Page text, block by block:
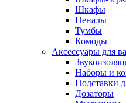
Шкафы
Пеналы
Тумбы
Комоды
Аксессуары для
Наборы и
Подставки
Дозаторы